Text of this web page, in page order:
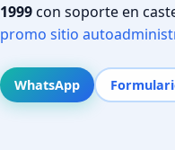
1999con soporte en
promo sitio
WhatsApp